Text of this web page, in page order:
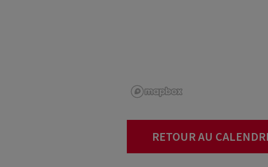
RETOUR AU